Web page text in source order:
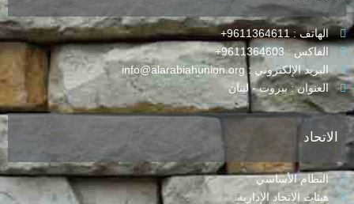
الهاتف : 9611364611+
الفاكس : 9611364603+
البريد الإلكتروني : info@alarabiahunion.org
العنوان : بيروت - لبنان
الاتحاد
النظام الأساسي
هيئات الاتحاد الإدارية